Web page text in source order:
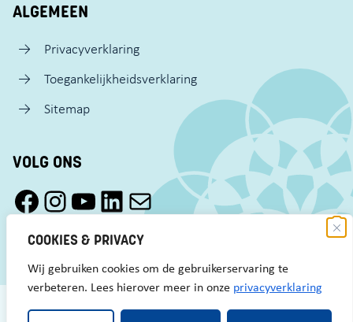
COOKIES & PRIVACY
Wij gebruiken cookies om de gebruikerservaring te
verbeteren. Lees hierover meer in onze privacyverklaring
ALGEMEEN
Privacyverklaring
Toegankelijkheidsverklaring
Sitemap
VOLG ONS
Facebook Pact Zaandam OostInstagram Pact Zaandam OostYouTube Pact Zaandam OostLinkedIn
Mail